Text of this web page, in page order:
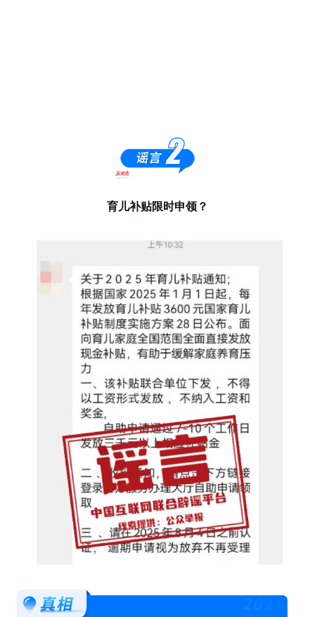
育儿补贴限时申领？